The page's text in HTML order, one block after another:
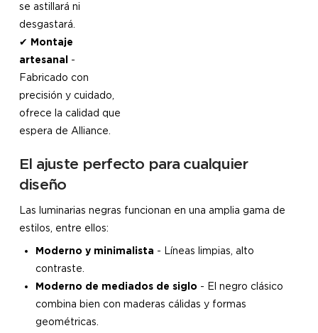
se astillará ni
desgastará.
✔ Montaje
artesanal
-
Fabricado con
precisión y cuidado,
ofrece la calidad que
espera de Alliance.
El ajuste perfecto para cualquier
diseño
Las luminarias negras funcionan en una amplia gama de
estilos, entre ellos:
Moderno y minimalista - Líneas limpias, alto
contraste.
Moderno de mediados de siglo - El negro clásico
combina bien con maderas cálidas y formas
geométricas.